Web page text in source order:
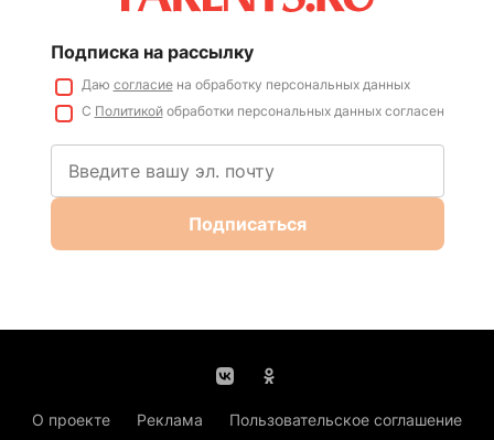
Подписка на рассылку
Даю согласиена обработку персональных данных
С Политикойобработки персональных данных согласен
Подписаться
О проекте Реклама
Пользовательское соглашение